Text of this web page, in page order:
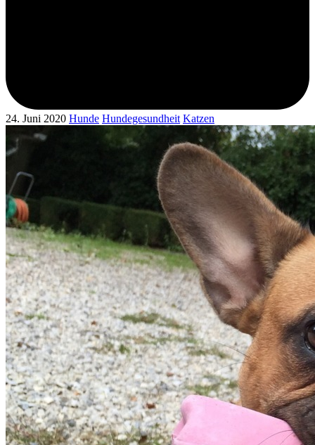
24. Juni 2020 Hunde Hundegesundheit Katzen